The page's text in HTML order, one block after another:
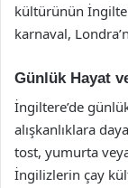
kültürünün
karnaval,
Günlük Hayat
İngiltere’de
alışkanlıklara
tost, yumurta
İngilizlerin çay